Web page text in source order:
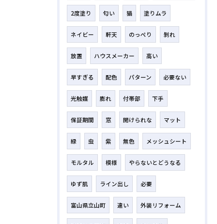
2度塗り 匂い 猫 塗りムラ
ネイビー 軒天 のっぺり 剝れ
放置 ハウスメーカー 高い
早すぎる 配色 パターン 必要ない
光触媒 膨れ 付帯部 下手
保証期間 窓 開けられな マット
緑 虫 紫 無色 メッシュシート
モルタル 模様 やらないとどうなる
ゆず肌 ライン出し 必要
富山県立山町 違い 外装リフォーム